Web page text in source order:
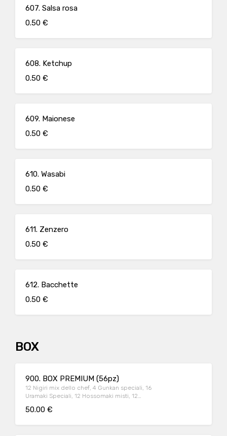
607. Salsa rosa
0.50 €
608. Ketchup
0.50 €
609. Maionese
0.50 €
610. Wasabi
0.50 €
611. Zenzero
0.50 €
612. Bacchette
0.50 €
BOX
900. BOX PREMIUM (56pz)
12 Nigiri mix dello chef, 4 Gunkan speciali, 16
Uramaki Speciali, 12 Hossomaki misti, 12
possono variare)
50.00 €